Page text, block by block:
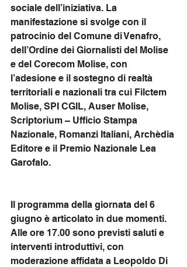
sociale dell’iniziativa. La
manifestazione si svolge con il
patrocinio del Comune di Venafro,
dell’Ordine dei Giornalisti del Molise
e del Corecom Molise, con
l’adesione e il sostegno di realtà
territoriali e nazionali tra cui Filctem
Molise, SPI CGIL, Auser Molise,
Scriptorium – Ufficio Stampa
Nazionale, Romanzi Italiani, Archèdia
Editore e il Premio Nazionale Lea
Garofalo.
Il programma della giornata del 6
giugno è articolato in due momenti.
Alle ore 17.00 sono previsti saluti e
interventi introduttivi, con
moderazione affidata a Leopoldo Di